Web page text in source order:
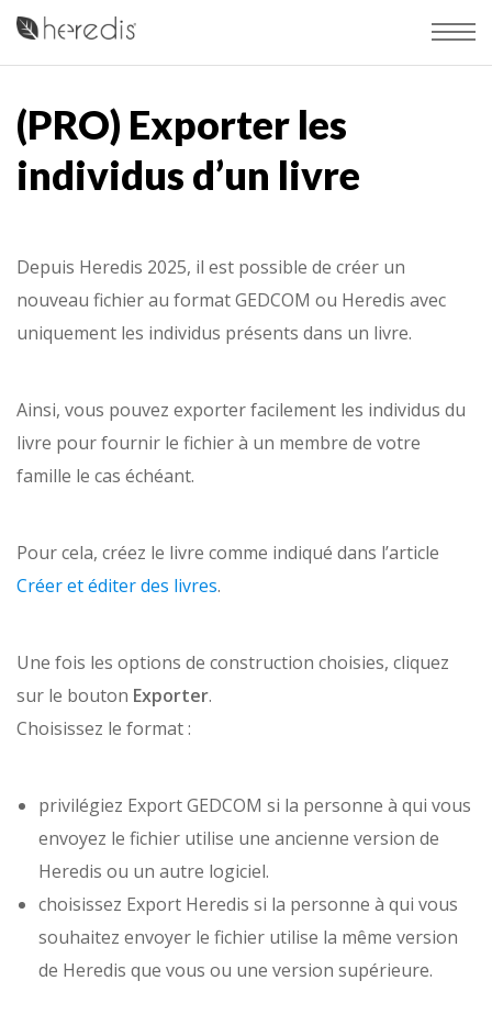
(PRO) Exporter les
individus d’un livre
Depuis Heredis 2025, il est possible de créer un
nouveau fichier au format GEDCOM ou Heredis avec
uniquement les individus présents dans un livre.
Ainsi, vous pouvez exporter facilement les individus du
livre pour fournir le fichier à un membre de votre
famille le cas échéant.
Pour cela, créez le livre comme indiqué dans l’article
Créer et éditer des livres.
Une fois les options de construction choisies, cliquez
sur le bouton Exporter.
Choisissez le format :
privilégiez Export GEDCOM si la personne à qui vous
envoyez le fichier utilise une ancienne version de
Heredis ou un autre logiciel.
choisissez Export Heredis si la personne à qui vous
souhaitez envoyer le fichier utilise la même version
de Heredis que vous ou une version supérieure.